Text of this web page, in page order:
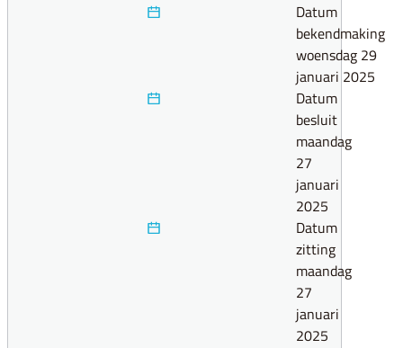
Datum
bekendmaking
woensdag 29
januari 2025
Datum
besluit
maandag
27
januari
2025
Datum
zitting
maandag
27
januari
2025